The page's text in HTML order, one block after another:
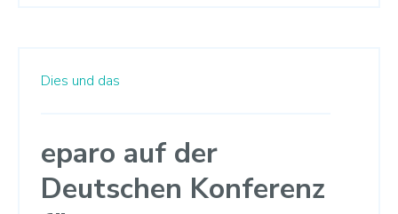
Dies und das
eparo auf der
Deutschen Konferenz